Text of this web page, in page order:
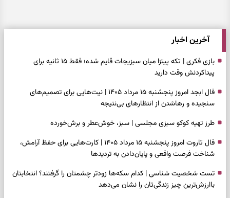
آخرین اخبار
بازی فکری | تکه پیتزا میان سبزیجات قایم شده؛ فقط ۱۵ ثانیه برای
پیداکردنش وقت دارید
فال ابجد امروز پنجشنبه ۱۵ مرداد ۱۴۰۵ | نیت‌هایی برای تصمیم‌های
سنجیده و رهاشدن از انتظارهای بی‌نتیجه
طرز تهیه کوکو سبزی مجلسی | سبز، خوش‌عطر و برش‌خورده
فال تاروت امروز پنجشنبه ۱۵ مرداد ۱۴۰۵ | کارت‌هایی برای حفظ آرامش،
شناخت فرصت واقعی و پایان‌دادن به تردیدها
تست شخصیت شناسی | کدام سکه‌ها زودتر چشمتان را گرفتند؟ انتخابتان
باارزش‌ترین چیز زندگی‌تان را نشان می‌دهد